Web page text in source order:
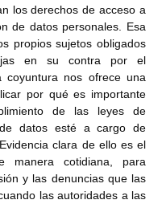
los derechos de acceso a
de datos personales. Esa
propios sujetos obligados
en su contra por el
coyuntura nos ofrece una
por qué es importante
de las leyes de
datos esté a cargo de
clara de ello es el
manera cotidiana, para
y las denuncias que las
las autoridades a las